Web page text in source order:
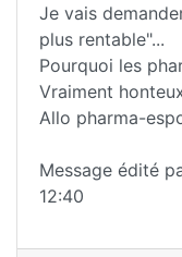
Je vais
plus rentable"...
Pourquoi les
Vraiment
Allo pharma-
Message édité
12:40